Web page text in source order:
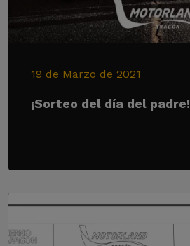
19 de Marzo de 2021
¡Sorteo del día del padre!